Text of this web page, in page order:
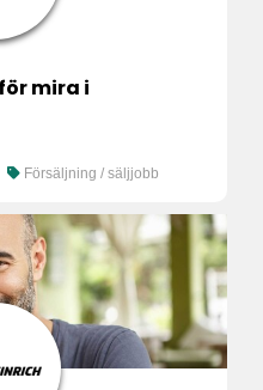
mira i
Försäljning / säljjobb